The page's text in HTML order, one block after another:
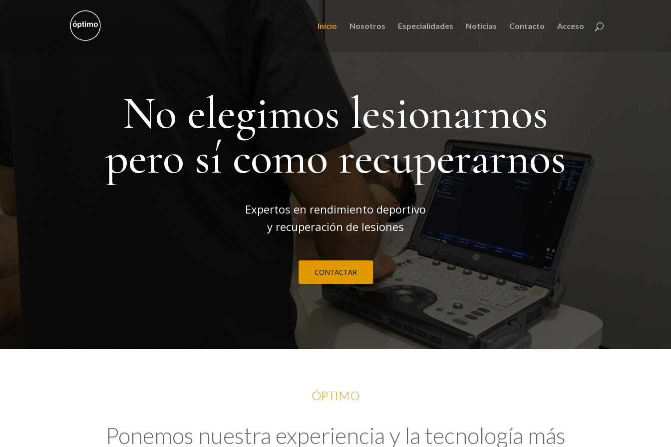
Inicio Nosotros Especialidades Noticias Contacto Acceso
No elegimos lesionarnos
pero sí como recuperarnos
Expertos en rendimiento deportivo
y recuperación de lesiones
CONTACTAR
ÓPTIMO
Ponemos nuestra experiencia y la tecnología más